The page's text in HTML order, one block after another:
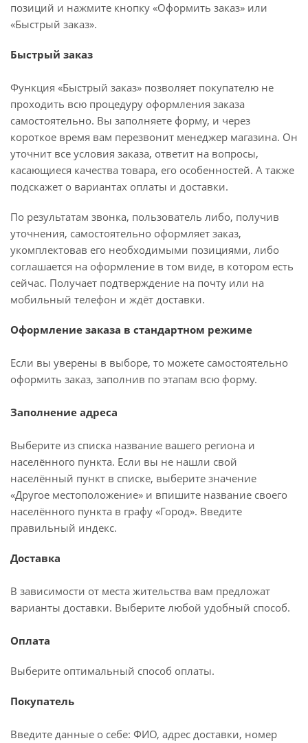
позиций и нажмите кнопку «Оформить заказ» или
«Быстрый заказ».
Быстрый заказ
Функция «Быстрый заказ» позволяет покупателю не
проходить всю процедуру оформления заказа
самостоятельно. Вы заполняете форму, и через
короткое время вам перезвонит менеджер магазина. Он
уточнит все условия заказа, ответит на вопросы,
касающиеся качества товара, его особенностей. А также
подскажет о вариантах оплаты и доставки.
По результатам звонка, пользователь либо, получив
уточнения, самостоятельно оформляет заказ,
укомплектовав его необходимыми позициями, либо
соглашается на оформление в том виде, в котором есть
сейчас. Получает подтверждение на почту или на
мобильный телефон и ждёт доставки.
Оформление заказа в стандартном режиме
Если вы уверены в выборе, то можете самостоятельно
оформить заказ, заполнив по этапам всю форму.
Заполнение адреса
Выберите из списка название вашего региона и
населённого пункта. Если вы не нашли свой
населённый пункт в списке, выберите значение
«Другое местоположение» и впишите название своего
населённого пункта в графу «Город». Введите
правильный индекс.
Доставка
В зависимости от места жительства вам предложат
варианты доставки. Выберите любой удобный способ.
Оплата
Выберите оптимальный способ оплаты.
Покупатель
Введите данные о себе: ФИО, адрес доставки, номер